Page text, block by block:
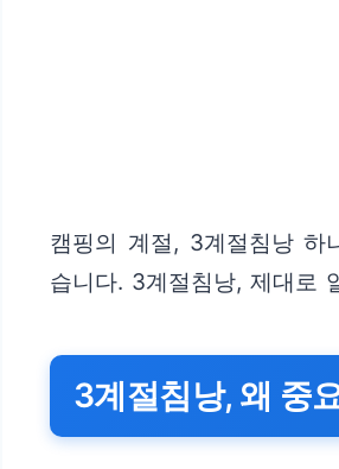
캠핑의 계절, 3계절침낭 하
습니다. 3계절침낭, 제대로
3계절침낭, 왜 중